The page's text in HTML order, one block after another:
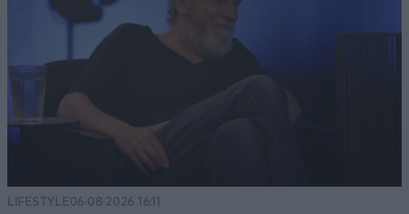
LIFESTYLE06·08·2026 16:11